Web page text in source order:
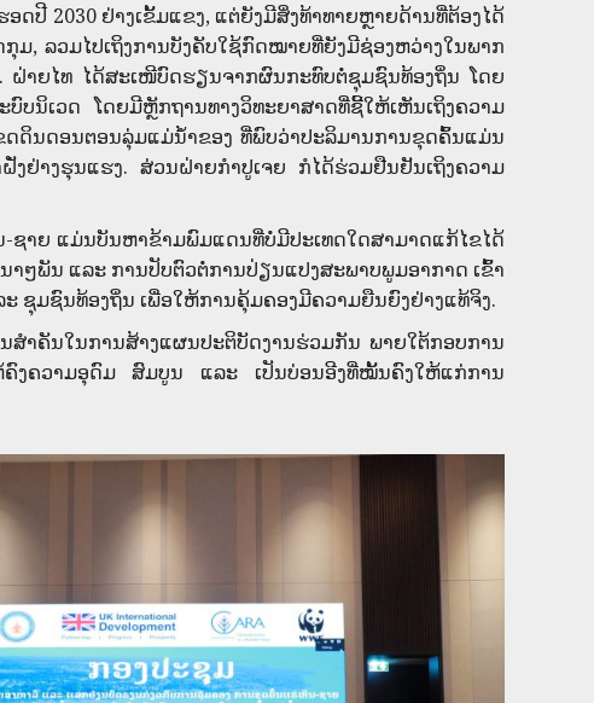
ດປີ 2030 ຢ່າງເຂັ້ມແຂງ, ແຕ່ຍັງມີສິ່ງທ້າທາຍຫຼາຍດ້ານທີ່ຕ້ອງໄດ້
ມ, ລວມໄປເຖິງການບັງຄັບໃຊ້ກົດໝາຍທີ່ຍັງມີຊ່ອງຫວ່າງໃນພາກ
ຝ່າຍໄທ ໄດ້ສະເໜີບົດຮຽນຈາກຜົນກະທົບຕໍ່ຊຸມຊົນທ້ອງຖິ່ນ ໂດຍ
ນິເວດ ໂດຍມີຫຼັກຖານທາງວິທະຍາສາດທີ່ຊີ້ໃຫ້ເຫັນເຖິງຄວາມ
ດດິນດອນຕອນລຸ່ມແມ່ນ້ຳຂອງ ທີ່ພົບວ່າປະລິມານການຂຸດຄົ້ນແມ່ນ
ງຢ່າງຮຸນແຮງ. ສ່ວນຝ່າຍກຳປູເຈຍ ກໍໄດ້ຮ່ວມຢືນຢັນເຖິງຄວາມ
າຍ ແມ່ນບັນຫາຂ້າມພົມແດນທີ່ບໍ່ມີປະເທດໃດສາມາດແກ້ໄຂໄດ້
ໆພັນ ແລະ ການປັບຕົວຕໍ່ການປ່ຽນແປງສະພາບພູມອາກາດ ເຂົ້າ
ຊຸມຊົນທ້ອງຖິ່ນ ເພື່ອໃຫ້ການຄຸ້ມຄອງມີຄວາມຍືນຍົງຢ່າງແທ້ຈິງ.
ຄັນໃນການສ້າງແຜນປະຕິບັດງານຮ່ວມກັນ ພາຍໃຕ້ກອບການ
ຄົງຄວາມອຸດົມ ສົມບູນ ແລະ ເປັນບ່ອນອີງທີ່ໝັ້ນຄົງໃຫ້ແກ່ການ